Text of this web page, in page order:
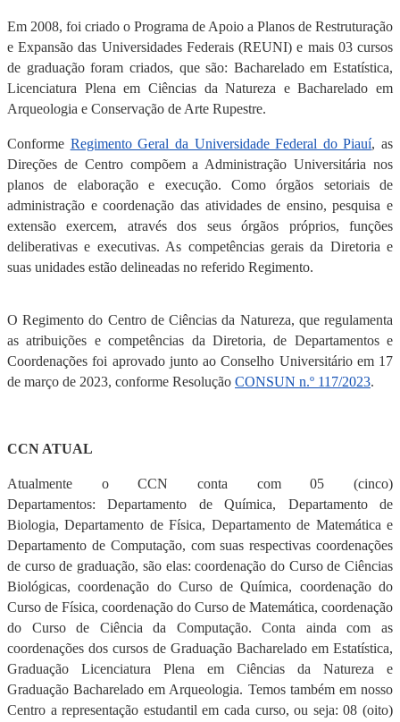
Em 2008, foi criado o Programa de Apoio a Planos de Restruturação
e Expansão das Universidades Federais (REUNI) e mais 03 cursos
de graduação foram criados, que são: Bacharelado em Estatística,
Licenciatura Plena em Ciências da Natureza e Bacharelado em
Arqueologia e Conservação de Arte Rupestre.
Conforme Regimento Geral da Universidade Federal do Piauí, as
Direções de Centro compõem a Administração Universitária nos
planos de elaboração e execução. Como órgãos setoriais de
administração e coordenação das atividades de ensino, pesquisa e
extensão exercem, através dos seus órgãos próprios, funções
deliberativas e executivas. As competências gerais da Diretoria e
suas unidades estão delineadas no referido Regimento.
O Regimento do Centro de Ciências da Natureza, que regulamenta
as atribuições e competências da Diretoria, de Departamentos e
Coordenações foi aprovado junto ao Conselho Universitário em 17
de março de 2023, conforme Resolução CONSUN n.º 117/2023.
CCN ATUAL
Atualmente o CCN conta com 05 (cinco)
Departamentos:Departamento de Química, Departamento de
Biologia, Departamento de Física, Departamento de Matemática e
Departamento de Computação, com suas respectivas coordenações
de curso de graduação, são elas: coordenação do Curso de Ciências
Biológicas, coordenação do Curso de Química, coordenação do
Curso de Física, coordenação do Curso de Matemática, coordenação
do Curso de Ciência da Computação. Conta ainda com as
coordenações dos cursos de Graduação Bacharelado em Estatística,
Graduação Licenciatura Plena em Ciências da Natureza e
Graduação Bacharelado em Arqueologia. Temos também em nosso
Centro a representação estudantil em cada curso, ou seja: 08 (oito)